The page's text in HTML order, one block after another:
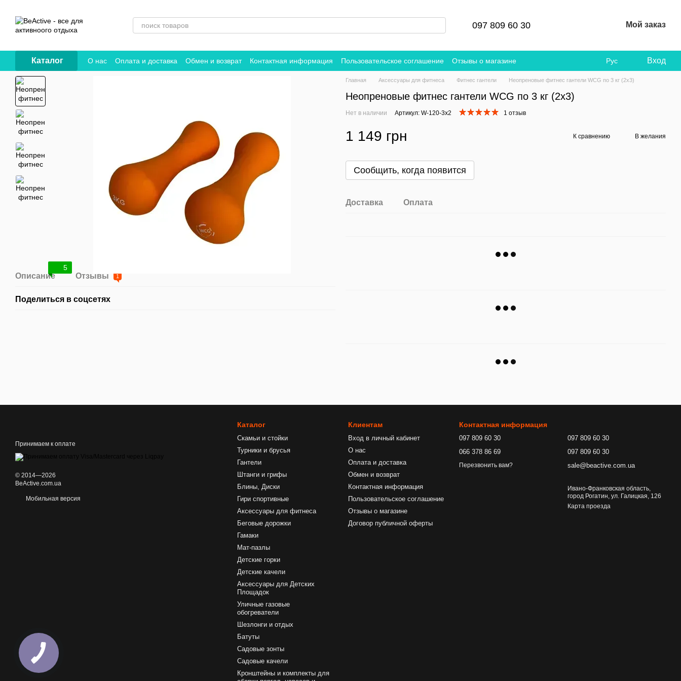
097 809 60 30 Мой заказ
Каталог О нас Оплата и доставка Обмен и возврат Контактная информация Пользовательское соглашение
Отзывы о магазине
Договор публичной оферты
Рус Вход
5
Описание Отзывы 1
Поделиться в соцсетях
Главная Аксессуары для фитнеса Фитнес гантели Неопреновые фитнес гантели WCG по 3 кг (2х3)
Неопреновые фитнес гантели WCG по 3 кг (2х3)
Нет в наличии Артикул: W-120-3x2 1 отзыв
1 149 грн К сравнению В желания
Сообщить, когда появится
Доставка Оплата
Принимаем к оплате
© 2014—2026
BeActive.com.ua
Мобильная версия
Каталог
Скамьи и стойки
Турники и брусья
Гантели
Штанги и грифы
Блины, Диски
Гири спортивные
Аксессуары для фитнеса
Беговые дорожки
Гамаки
Мат-пазлы
Детские горки
Детские качели
Аксессуары для Детских
Площадок
Уличные газовые
обогреватели
Шезлонги и отдых
Батуты
Садовые зонты
Садовые качели
Кронштейны и комплекты для
Клиентам
Вход в личный кабинет
О нас
Оплата и доставка
Обмен и возврат
Контактная информация
Пользовательское соглашение
Отзывы о магазине
Договор публичной оферты
Контактная информация
097 809 60 30
066 378 86 69
Перезвонить вам?
097 809 60 30
097 809 60 30
sale@beactive.com.ua
Ивано-Франковская область,
город Рогатин, ул. Галицкая, 126
Карта проезда